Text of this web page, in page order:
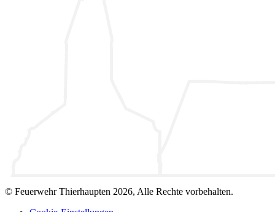
© Feuerwehr Thierhaupten 2026, Alle Rechte vorbehalten.